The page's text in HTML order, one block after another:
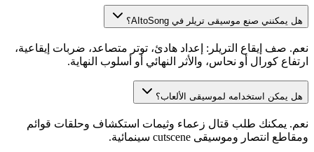
هل يمكنني صنع موسيقى تريلر في AItoSong؟
نعم. صف إيقاع التريلر: إعداد هادئ، توتر متصاعد، ضربات إيقاعية،
ارتفاع كورال أو نحاس، والأثر النهائي أو أسلوب النهاية.
هل يمكن استخدامه لموسيقى الألعاب؟
نعم. يمكنك طلب قتال زعماء وثيمات استكشاف وحلقات قوائم
ومقاطع انتصار وموسيقى cutscene سينمائية.